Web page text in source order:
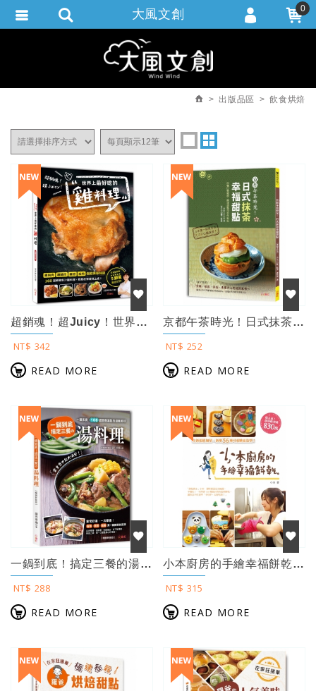
出版品區 飲食烘焙
超銷魂！超Juicy！世界上最好吃的雞料理（暢銷好評版）
NT$ 342
READ MORE
京都午茶時光！日式抹茶幸福甜點【暢銷修訂版】：26種口感細膩、風味濃郁的手作點心...
NT$ 252
READ MORE
一鍋到底！搞定三餐的湯料理 ：一鍋多變，106道營養滿點的溫暖美味，當主食也能大...
NT$ 288
READ MORE
小本廚房的手繪幸福餅乾【超值加量版】
NT$ 315
READ MORE
大風文創 0
會員登入
會員註冊
追蹤清單
繁體中文